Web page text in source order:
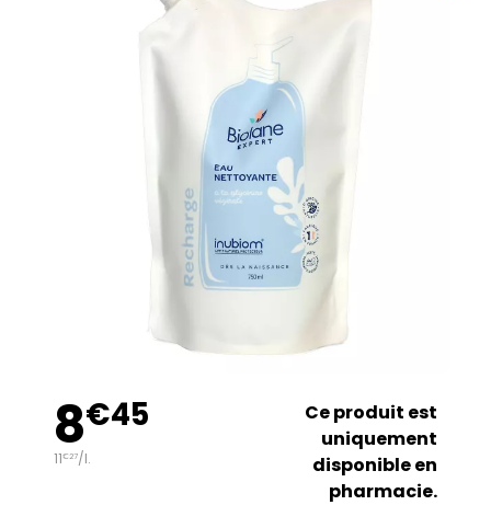
8€45
11€27/l.
Ce produit est
uniquement
disponible en
pharmacie.